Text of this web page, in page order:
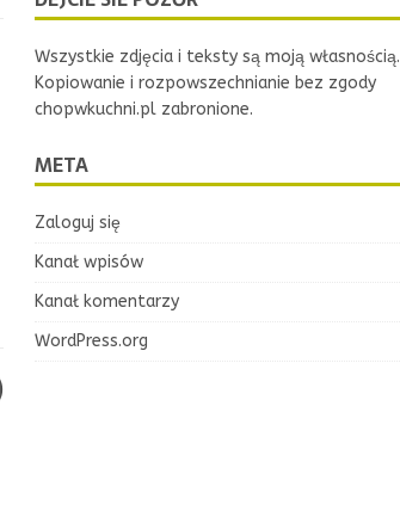
Wszystkie zdjęcia i teksty są moją własnością.
Kopiowanie i rozpowszechnianie bez zgody
chopwkuchni.pl zabronione.
META
Zaloguj się
Kanał wpisów
Kanał komentarzy
WordPress.org